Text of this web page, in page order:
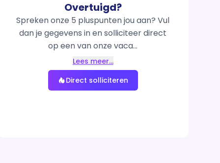
Overtuigd?
Spreken onze 5 pluspunten jou aan? Vul
dan je gegevens in en solliciteer direct
op een van onze vaca...
Lees meer…
Direct solliciteren